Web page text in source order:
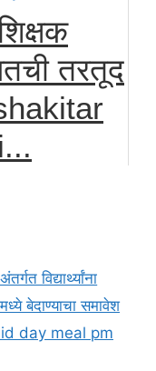
तरतूद
विद्यार्थ्यांना
बेदाण्याचा समावेश
day meal pm